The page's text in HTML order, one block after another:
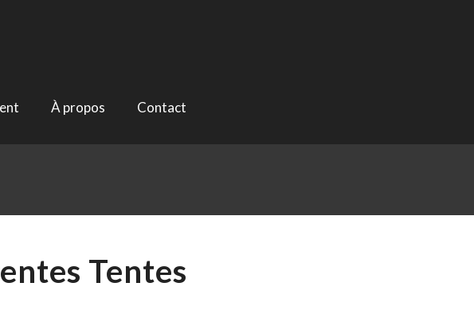
À propos Contact
Tentes